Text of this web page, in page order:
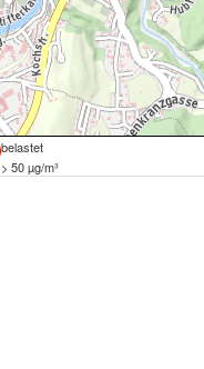
belastet
> 50 µg/m³